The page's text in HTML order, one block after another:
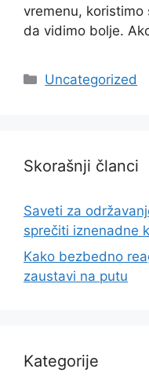
vremenu, koristimo
da vidimo bolje.
Categories
Uncategorized
Skorašnji članci
Saveti za
sprečiti iznenadne
Kako bezbedno
zaustavi na putu
Kategorije